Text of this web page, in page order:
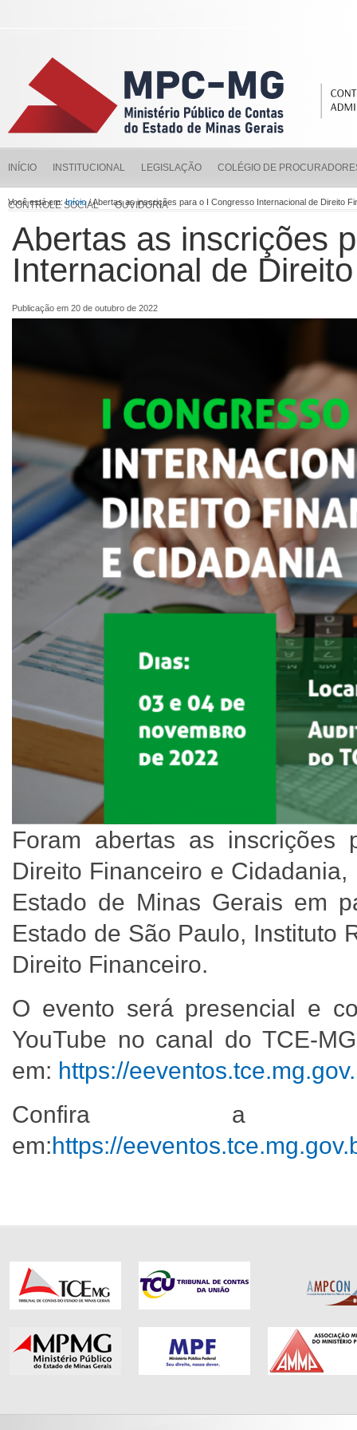
INÍCIO INSTITUCIONAL LEGISLAÇÃO COLÉGIO DE
CONTROLE SOCIAL OUVIDORIA
Você está em:Início/ Abertas as inscrições para o I Congresso Internacional de Direito
Abertas as inscrições
Internacional de
Publicação em 20 de outubro de 2022
Foram abertas as inscrições
Direito Financeiro e
Estado de Minas Gerais em
Estado de São Paulo, Instituto
Direito Financeiro.
O evento será presencial e
YouTube no canal do TCE-
em: https://
Confira a
em:https://